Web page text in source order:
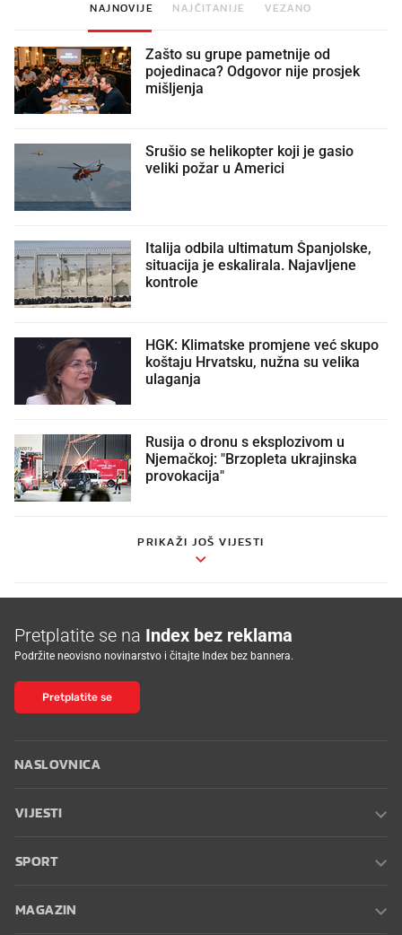
NAJNOVIJE NAJČITANIJE VEZANO
Zašto su grupe pametnije od
pojedinaca? Odgovor nije prosjek
mišljenja
Srušio se helikopter koji je gasio
veliki požar u Americi
Italija odbila ultimatum Španjolske,
situacija je eskalirala. Najavljene
kontrole
HGK: Klimatske promjene već skupo
koštaju Hrvatsku, nužna su velika
ulaganja
Rusija o dronu s eksplozivom u
Njemačkoj: "Brzopleta ukrajinska
provokacija"
PRIKAŽI JOŠ VIJESTI
Pretplatite se na Index bez reklama
Podržite neovisno novinarstvo i čitajte Index bez bannera.
Pretplatite se
NASLOVNICA
VIJESTI
SPORT
MAGAZIN